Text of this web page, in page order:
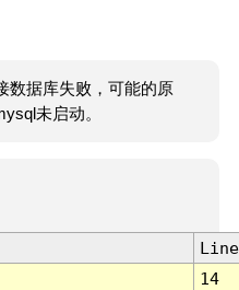
数据库失败，可能的原
未启动。
Line
14